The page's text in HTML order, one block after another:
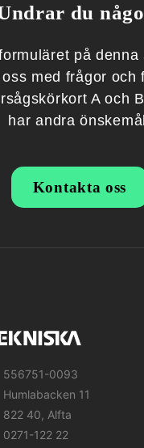
du
på denna
med frågor och
A och
har andra
Kontakta oss
556751-0093
Humlabacken 11
822 40, Alfta
0271-122 22